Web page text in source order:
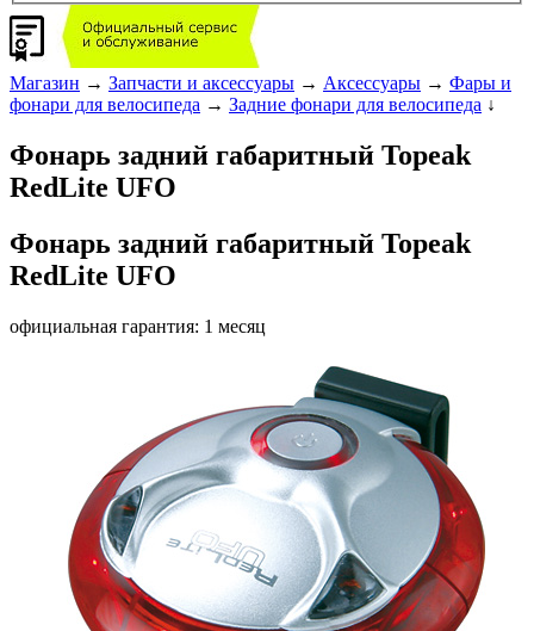
Магазин → Запчасти и аксессуары → Аксессуары → Фары и
фонари для велосипеда → Задние фонари для велосипеда ↓
Фонарь задний габаритный Topeak
RedLite UFO
Фонарь задний габаритный Topeak
RedLite UFO
официальная гарантия: 1 месяц